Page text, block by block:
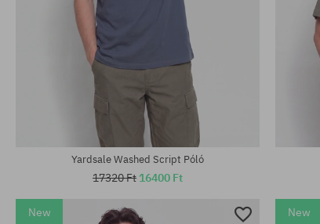
Yardsale Washed Script Póló
17320 Ft 16400 Ft
New
New